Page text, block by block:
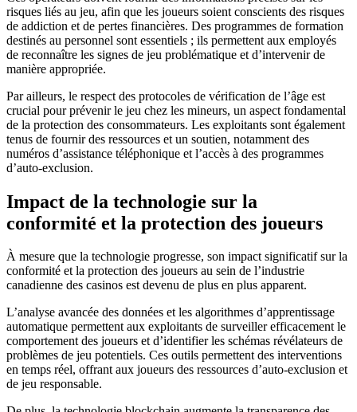
risques liés au jeu, afin que les joueurs soient conscients des risques
de addiction et de pertes financières. Des programmes de formation
destinés au personnel sont essentiels ; ils permettent aux employés
de reconnaître les signes de jeu problématique et d’intervenir de
manière appropriée.
Par ailleurs, le respect des protocoles de vérification de l’âge est
crucial pour prévenir le jeu chez les mineurs, un aspect fondamental
de la protection des consommateurs. Les exploitants sont également
tenus de fournir des ressources et un soutien, notamment des
numéros d’assistance téléphonique et l’accès à des programmes
d’auto-exclusion.
Impact de la technologie sur la
conformité et la protection des joueurs
À mesure que la technologie progresse, son impact significatif sur la
conformité et la protection des joueurs au sein de l’industrie
canadienne des casinos est devenu de plus en plus apparent.
L’analyse avancée des données et les algorithmes d’apprentissage
automatique permettent aux exploitants de surveiller efficacement le
comportement des joueurs et d’identifier les schémas révélateurs de
problèmes de jeu potentiels. Ces outils permettent des interventions
en temps réel, offrant aux joueurs des ressources d’auto-exclusion et
de jeu responsable.